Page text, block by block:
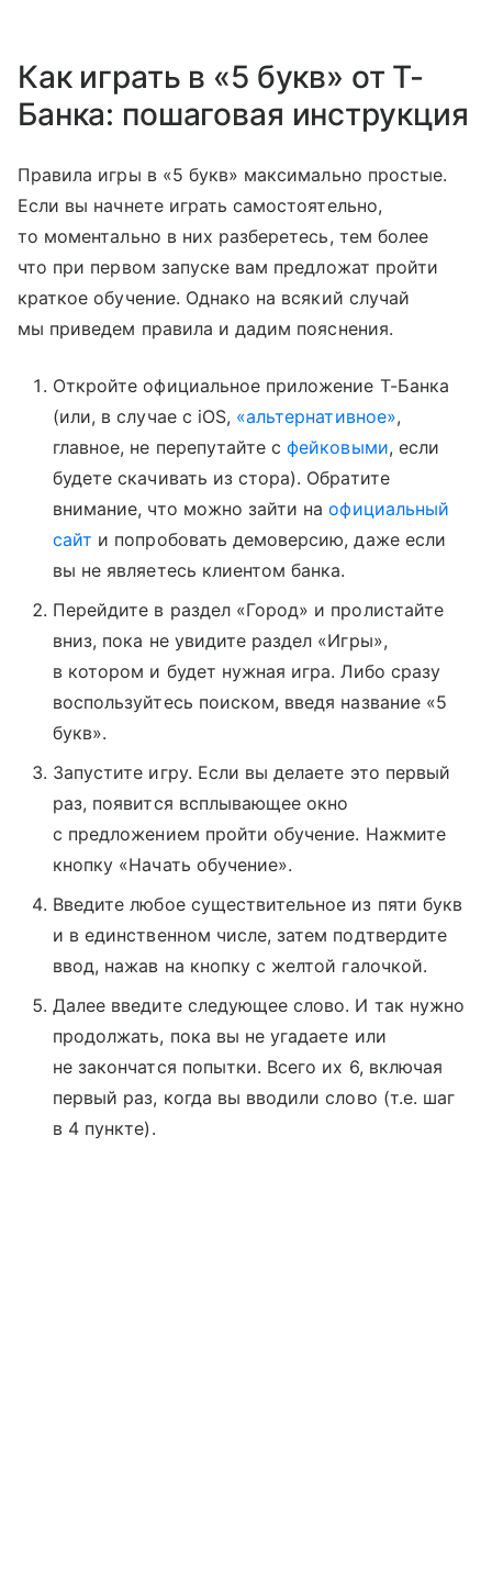
Как играть в «5 букв» от Т-
Банка: пошаговая инструкция
Правила игры в «5 букв» максимально простые.
Если вы начнете играть самостоятельно,
то моментально в них разберетесь, тем более
что при первом запуске вам предложат пройти
краткое обучение. Однако на всякий случай
мы приведем правила и дадим пояснения.
Откройте официальное приложение Т-Банка
(или, в случае с iOS, «альтернативное»,
главное, не перепутайте сфейковыми, если
будете скачивать из стора). Обратите
внимание, что можно зайти наофициальный
сайт и попробовать демоверсию, даже если
вы не являетесь клиентом банка.
Перейдите в раздел «Город» и пролистайте
вниз, пока не увидите раздел «Игры»,
в котором и будет нужная игра. Либо сразу
воспользуйтесь поиском, введя название «5
букв».
Запустите игру. Если вы делаете это первый
раз, появится всплывающее окно
с предложением пройти обучение. Нажмите
кнопку «Начать обучение».
Введите любое существительное из пяти букв
и в единственном числе, затем подтвердите
ввод, нажав на кнопку с желтой галочкой.
Далее введите следующее слово. И так нужно
продолжать, пока вы не угадаете или
не закончатся попытки. Всего их 6, включая
первый раз, когда вы вводили слово (т.е. шаг
в 4 пункте).